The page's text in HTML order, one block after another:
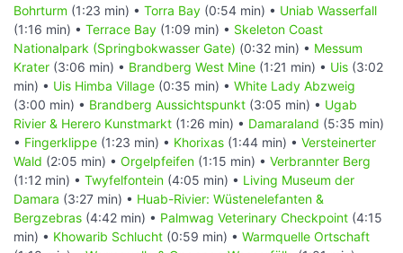
Bohrturm (1:23 min) • Torra Bay (0:54 min) • Uniab Wasserfall
(1:16 min) • Terrace Bay (1:09 min) • Skeleton Coast
Nationalpark (Springbokwasser Gate) (0:32 min) • Messum
Krater (3:06 min) • Brandberg West Mine (1:21 min) • Uis (3:02
min) • Uis Himba Village (0:35 min) • White Lady Abzweig
(3:00 min) • Brandberg Aussichtspunkt (3:05 min) • Ugab
Rivier & Herero Kunstmarkt (1:26 min) • Damaraland (5:35 min)
• Fingerklippe (1:23 min) • Khorixas (1:44 min) • Versteinerter
Wald (2:05 min) • Orgelpfeifen (1:15 min) • Verbrannter Berg
(1:12 min) • Twyfelfontein (4:05 min) • Living Museum der
Damara (3:27 min) • Huab-Rivier: Wüstenelefanten &
Bergzebras (4:42 min) • Palmwag Veterinary Checkpoint (4:15
min) • Khowarib Schlucht (0:59 min) • Warmquelle Ortschaft